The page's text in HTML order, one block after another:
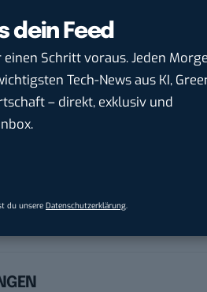
dein Feed
Schritt voraus. Jeden
Tech-News aus KI,
– direkt, exklusiv und
du unsere Datenschutzerklärung.
hat von 2010 bis 2012 über 1.500